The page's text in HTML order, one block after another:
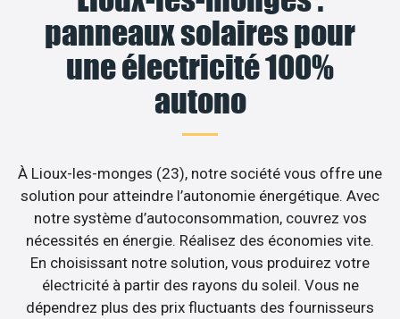
panneaux solaires pour
une électricité 100%
autono
À Lioux-les-monges (23), notre société vous offre une
solution pour atteindre l’autonomie énergétique. Avec
notre système d’autoconsommation, couvrez vos
nécessités en énergie. Réalisez des économies vite.
En choisissant notre solution, vous produirez votre
électricité à partir des rayons du soleil. Vous ne
dépendrez plus des prix fluctuants des fournisseurs